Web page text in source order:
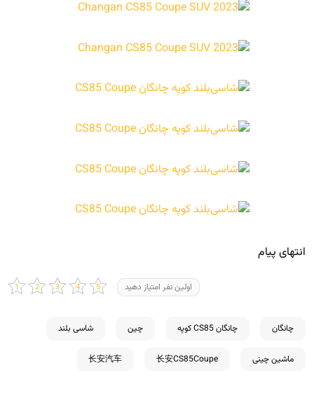
انتهای پیام
اولین نفر امتیاز دهید
چانگان چانگان CS85 کوپه چین شاسی بلند
ماشین چینی 长安CS85Coupe
长安汽车